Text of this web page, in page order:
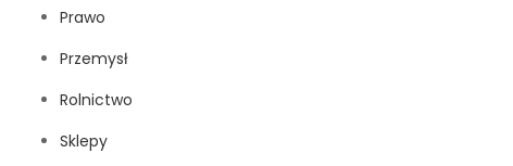
Prawo
Przemysł
Rolnictwo
Sklepy